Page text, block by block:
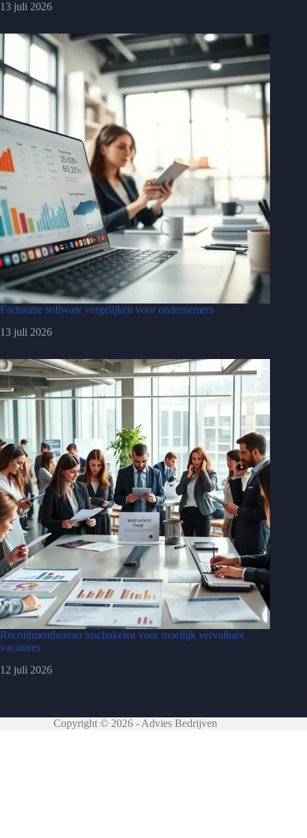
13 juli 2026
Facturatie software vergelijken voor ondernemers
13 juli 2026
Recruitmentbureau inschakelen voor moeilijk vervulbare
vacatures
12 juli 2026
Copyright © 2026 - Advies Bedrijven